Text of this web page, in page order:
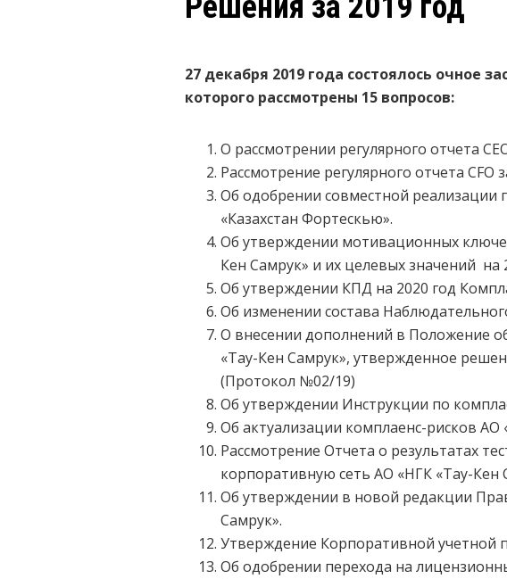
27 декабря 2019 года состоялось очное
которого рассмотрены 15 вопросов:
О рассмотрении регулярного отчета
Рассмотрение регулярного отчета СFО
Об одобрении совместной реализации
«Казахстан Фортескью».
Об утверждении мотивационных
Кен Самрук» и их целевых значений на
Об утверждении КПД на 2020 год
Об изменении состава
О внесении дополнений в Положение
«Тау-Кен Самрук», утвержденное
(Протокол №02/19)
Об утверждении Инструкции по
Об актуализации комплаенс-рисков АО
Рассмотрение Отчета о результатах
корпоративную сеть АО «НГК «Тау-Кен
Об утверждении в новой редакции
Самрук».
Утверждение Корпоративной учетной
Об одобрении перехода на